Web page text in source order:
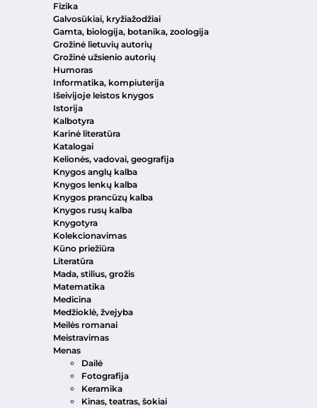
Fizika
Galvosūkiai, kryžiažodžiai
Gamta, biologija, botanika, zoologija
Grožinė lietuvių autorių
Grožinė užsienio autorių
Humoras
Informatika, kompiuterija
Išeivijoje leistos knygos
Istorija
Kalbotyra
Karinė literatūra
Katalogai
Kelionės, vadovai, geografija
Knygos anglų kalba
Knygos lenkų kalba
Knygos prancūzų kalba
Knygos rusų kalba
Knygotyra
Kolekcionavimas
Kūno priežiūra
Literatūra
Mada, stilius, grožis
Matematika
Medicina
Medžioklė, žvejyba
Meilės romanai
Meistravimas
Menas
Dailė
Fotografija
Keramika
Kinas, teatras, šokiai